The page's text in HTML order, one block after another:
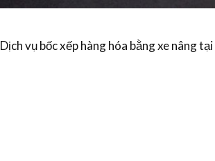
Dịch vụ bốc xếp hàng hóa bằng xe nâng